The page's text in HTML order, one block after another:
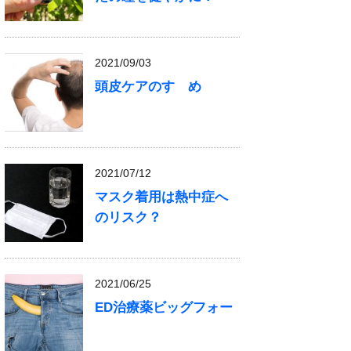
2021/09/03
頭皮ケアのすゝめ
2021/07/12
マスク着用は熱中症へ
のリスク？
2021/06/25
ED治療薬ビッグフォー